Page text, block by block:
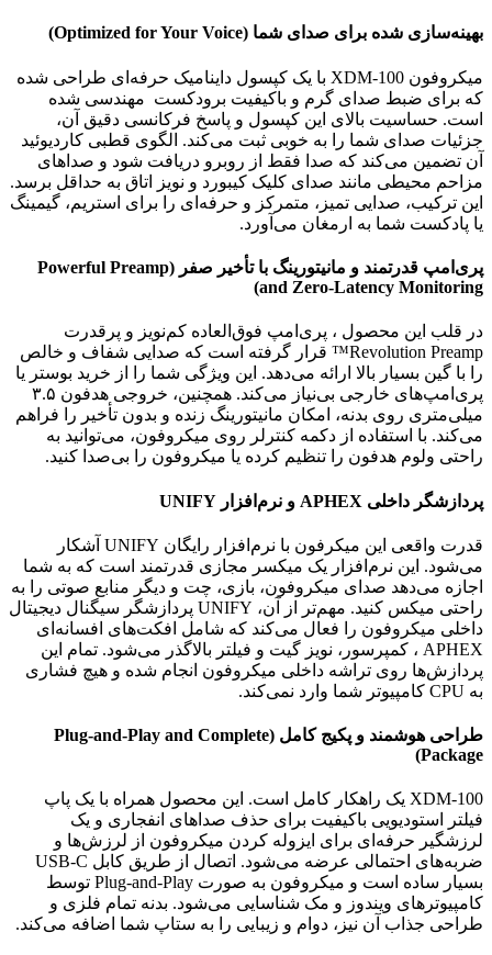
بهینه‌سازی شده برای صدای شما (Optimized for Your Voice)
میکروفون XDM-100 با یک کپسول داینامیک حرفه‌ای طراحی شده
که برای ضبط صدای گرم و باکیفیت برودکست مهندسی شده
است. حساسیت بالای این کپسول و پاسخ فرکانسی دقیق آن،
جزئیات صدای شما را به خوبی ثبت می‌کند. الگوی قطبی کاردیوئید
آن تضمین می‌کند که صدا فقط از روبرو دریافت شود و صداهای
مزاحم محیطی مانند صدای کلیک کیبورد و نویز اتاق به حداقل برسد.
این ترکیب، صدایی تمیز، متمرکز و حرفه‌ای را برای استریم، گیمینگ
یا پادکست شما به ارمغان می‌آورد.
پری‌امپ قدرتمند و مانیتورینگ با تأخیر صفر (Powerful Preamp
and Zero-Latency Monitoring)
در قلب این محصول ، پری‌امپ فوق‌العاده کم‌نویز و پرقدرت
Revolution Preamp™ قرار گرفته است که صدایی شفاف و خالص
را با گین بسیار بالا ارائه می‌دهد. این ویژگی شما را از خرید بوستر یا
پری‌امپ‌های خارجی بی‌نیاز می‌کند. همچنین، خروجی هدفون ۳.۵
میلی‌متری روی بدنه، امکان مانیتورینگ زنده و بدون تأخیر را فراهم
می‌کند. با استفاده از دکمه کنترلر روی میکروفون، می‌توانید به
راحتی ولوم هدفون را تنظیم کرده یا میکروفون را بی‌صدا کنید.
پردازشگر داخلی APHEX و نرم‌افزار UNIFY
قدرت واقعی این میکرفون با نرم‌افزار رایگان UNIFY آشکار
می‌شود. این نرم‌افزار یک میکسر مجازی قدرتمند است که به شما
اجازه می‌دهد صدای میکروفون، بازی، چت و دیگر منابع صوتی را به
راحتی میکس کنید. مهم‌تر از آن، UNIFY پردازشگر سیگنال دیجیتال
داخلی میکروفون را فعال می‌کند که شامل افکت‌های افسانه‌ای
APHEX ، کمپرسور، نویز گیت و فیلتر بالاگذر می‌شود. تمام این
پردازش‌ها روی تراشه داخلی میکروفون انجام شده و هیچ فشاری
به CPU کامپیوتر شما وارد نمی‌کند.
طراحی هوشمند و پکیج کامل (Plug-and-Play and Complete
Package)
XDM-100 یک راهکار کامل است. این محصول همراه با یک پاپ
فیلتر استودیویی باکیفیت برای حذف صداهای انفجاری و یک
لرزشگیر حرفه‌ای برای ایزوله کردن میکروفون از لرزش‌ها و
ضربه‌های احتمالی عرضه می‌شود. اتصال از طریق کابل USB-C
بسیار ساده است و میکروفون به صورت Plug-and-Play توسط
کامپیوترهای ویندوز و مک شناسایی می‌شود. بدنه تمام فلزی و
طراحی جذاب آن نیز، دوام و زیبایی را به ستاپ شما اضافه می‌کند.